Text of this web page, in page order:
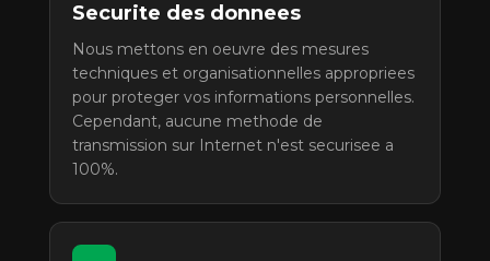
Securite des donnees
Nous mettons en oeuvre des mesures
techniques et organisationnelles appropriees
pour proteger vos informations personnelles.
Cependant, aucune methode de
transmission sur Internet n'est securisee a
100%.